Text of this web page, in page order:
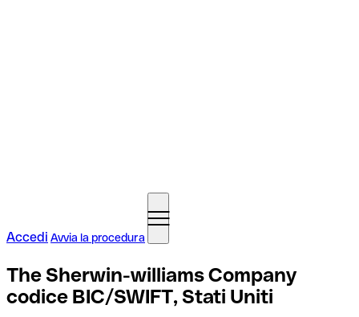
Accedi Avvia la procedura
The Sherwin-williams Company
codice BIC/SWIFT, Stati Uniti